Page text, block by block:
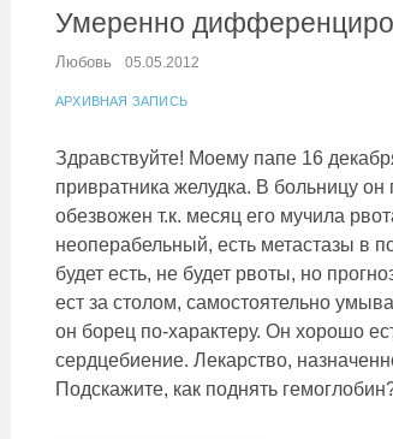
Умеренно
Любовь 05.05.2012
АРХИВНАЯ ЗАПИСЬ
Здравствуйте! Моему папе 16
привратника желудка. В больницу
обезвожен т.к. месяц его мучила
неоперабельный, есть метастазы в
будет есть, не будет рвоты, но
ест за столом, самостоятельно
он борец по-характеру. Он хорошо
сердцебиение. Лекарство,
Подскажите, как поднять